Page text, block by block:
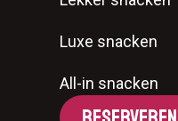
Luxe snacken
All-in snacken